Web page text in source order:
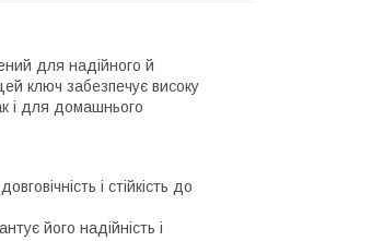
для надійного й
ключ забезпечує високу
і для домашнього
і стійкість до
його надійність і